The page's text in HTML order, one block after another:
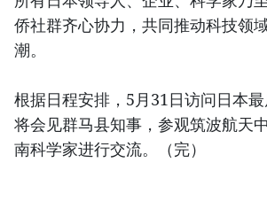
侨社群齐心协力，共同推动科技领
潮。
根据日程安排，5月31日访问日本
将会见群马县知事，参观筑波航天
南科学家进行交流。（完）